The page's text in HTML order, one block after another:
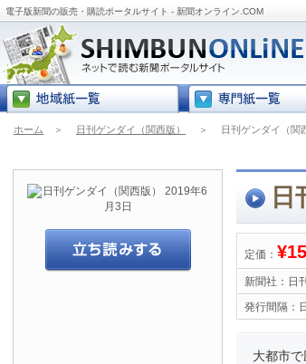
電子版新聞の販売・購読ポータルサイト - 新聞オンライン.COM
ホーム ＞ 日刊ゲンダイ（関西版） ＞ 日刊ゲンダイ（関
定価：
新聞社： 日
発行間隔：
大都市